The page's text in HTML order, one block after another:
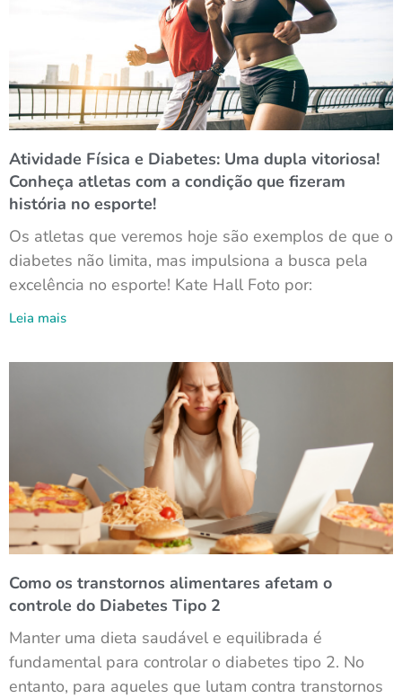
Atividade Física e Diabetes: Uma dupla vitoriosa!
Conheça atletas com a condição que fizeram
história no esporte!
Os atletas que veremos hoje são exemplos de que o
diabetes não limita, mas impulsiona a busca pela
excelência no esporte! Kate Hall Foto por:
Leia mais
Como os transtornos alimentares afetam o
controle do Diabetes Tipo 2
Manter uma dieta saudável e equilibrada é
fundamental para controlar o diabetes tipo 2. No
entanto, para aqueles que lutam contra transtornos